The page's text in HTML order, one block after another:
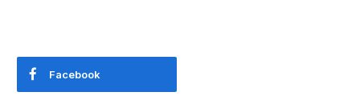
Facebook